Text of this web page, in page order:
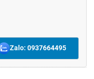
Zalo: 0937664495